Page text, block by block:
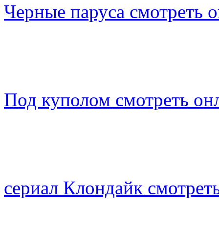
Черные паруса смотреть
Под куполом смотреть
сериал Клондайк